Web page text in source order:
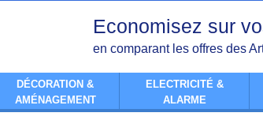
Economisez sur
en comparant les offres des
DÉCORATION &
AMÉNAGEMENT
ELECTRICITÉ &
ALARME